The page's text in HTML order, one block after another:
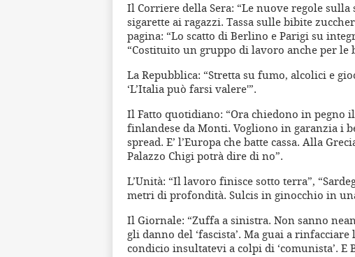
Il Corriere della Sera: “Le nuove regole
sigarette ai ragazzi. Tassa sulle bibite
pagina: “Lo scatto di Berlino e Parigi su
“Costituito un gruppo di lavoro anche per le
La Repubblica: “Stretta su fumo, alcolici e
‘L’Italia può farsi valere'”.
Il Fatto quotidiano: “Ora chiedono in pegno
finlandese da Monti. Vogliono in garanzia i
spread. E’ l’Europa che batte cassa. Alla
Palazzo Chigi potrà dire di no”.
L’Unità: “Il lavoro finisce sotto terra”,
metri di profondità. Sulcis in ginocchio in
Il Giornale: “Zuffa a sinistra. Non sanno
gli danno del ‘fascista’. Ma guai a
condicio insultatevi a colpi di ‘comunista’. E